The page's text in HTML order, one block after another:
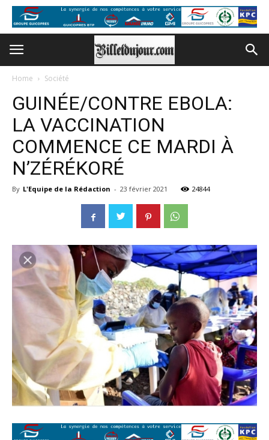
Home Société
GUINÉE/CONTRE EBOLA:
LA VACCINATION
COMMENCE CE MARDI À
N’ZÉRÉKORÉ
By L'Equipe de la Rédaction - 23 février 2021 24844